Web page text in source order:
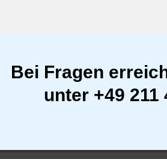
Bei Fragen
unter +49 211